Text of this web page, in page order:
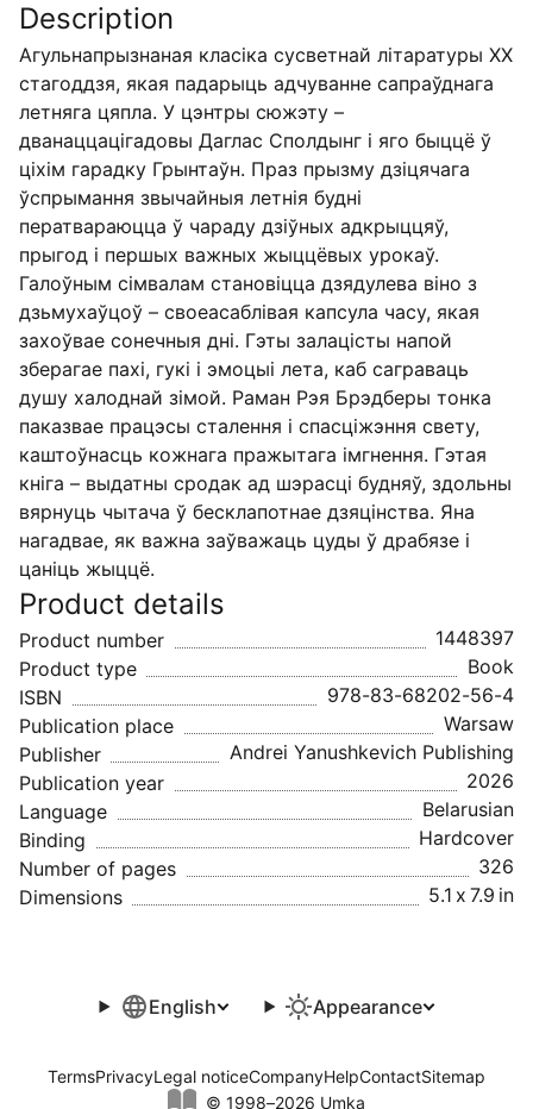
Description
Агульнапрызнаная класіка сусветнай літаратуры XX
стагоддзя, якая падарыць адчуванне сапраўднага
летняга цяпла. У цэнтры сюжэту –
дванаццацігадовы Даглас Сполдынг і яго быццё ў
ціхім гарадку Грынтаўн. Праз прызму дзіцячага
ўспрымання звычайныя летнія будні
ператвараюцца ў чараду дзіўных адкрыццяў,
прыгод і першых важных жыццёвых урокаў.
Галоўным сімвалам становіцца дзядулева віно з
дзьмухаўцоў – своеасаблівая капсула часу, якая
захоўвае сонечныя дні. Гэты залацісты напой
зберагае пахі, гукі і эмоцыі лета, каб саграваць
душу халоднай зімой. Раман Рэя Брэдберы тонка
паказвае працэсы сталення і спасціжэння свету,
каштоўнасць кожнага пражытага імгнення. Гэтая
кніга – выдатны сродак ад шэрасці будняў, здольны
вярнуць чытача ў бесклапотнае дзяцінства. Яна
нагадвае, як важна заўважаць цуды ў драбязе і
цаніць жыццё.
Product details
Product number
1448397
Product type
Book
ISBN
978-83-68202-56-4
Publication place
Warsaw
Publisher
Andrei Yanushkevich Publishing
Publication year
2026
Language
Belarusian
Binding
Hardcover
Number of pages
326
Dimensions
5.1 x 7.9 in
English Appearance
© 1998–2026 Umka
TermsPrivacyLegal noticeCompanyHelpContactSitemap